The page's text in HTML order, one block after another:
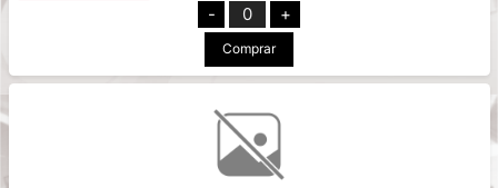
- 0 +
Comprar